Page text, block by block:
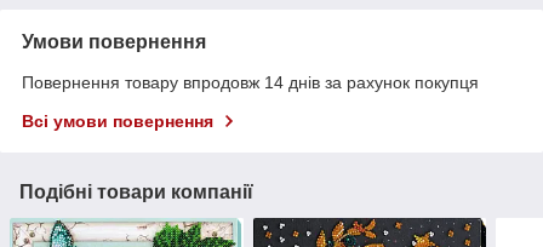
Умови повернення
Повернення товару впродовж 14 днів за рахунок покупця
Всі умови повернення
Подібні товари компанії